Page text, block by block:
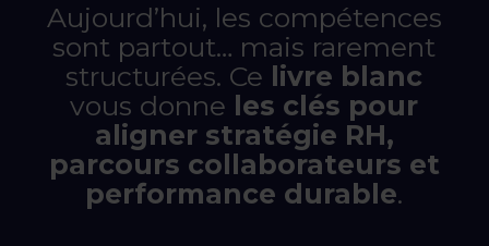
Aujourd’hui, les compétences
sont partout… mais rarement
structurées. Ce livre blanc
vous donne les clés pour
aligner stratégie RH,
parcours collaborateurs et
performance durable.